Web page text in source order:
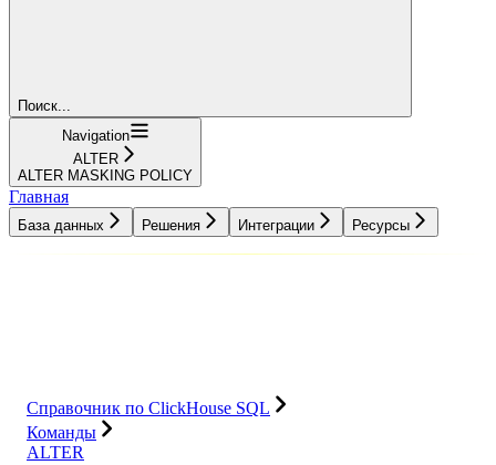
Поиск...
Navigation
ALTER
ALTER MASKING POLICY
Главная
База данных Решения Интеграции Ресурсы
Справочник по ClickHouse SQL
Команды
ALTER